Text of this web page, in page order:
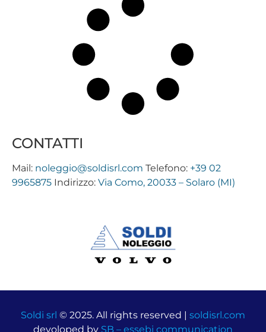
CONTATTI
Mail: noleggio@soldisrl.com Telefono: +39 02
9965875 Indirizzo: Via Como, 20033 – Solaro (MI)
Soldi srl © 2025. All rights reserved | soldisrl.com
devoloped by SB – essebi communication